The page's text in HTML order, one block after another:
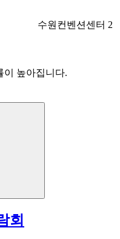
수원컨벤션센터 2
이 높아집니다.
회